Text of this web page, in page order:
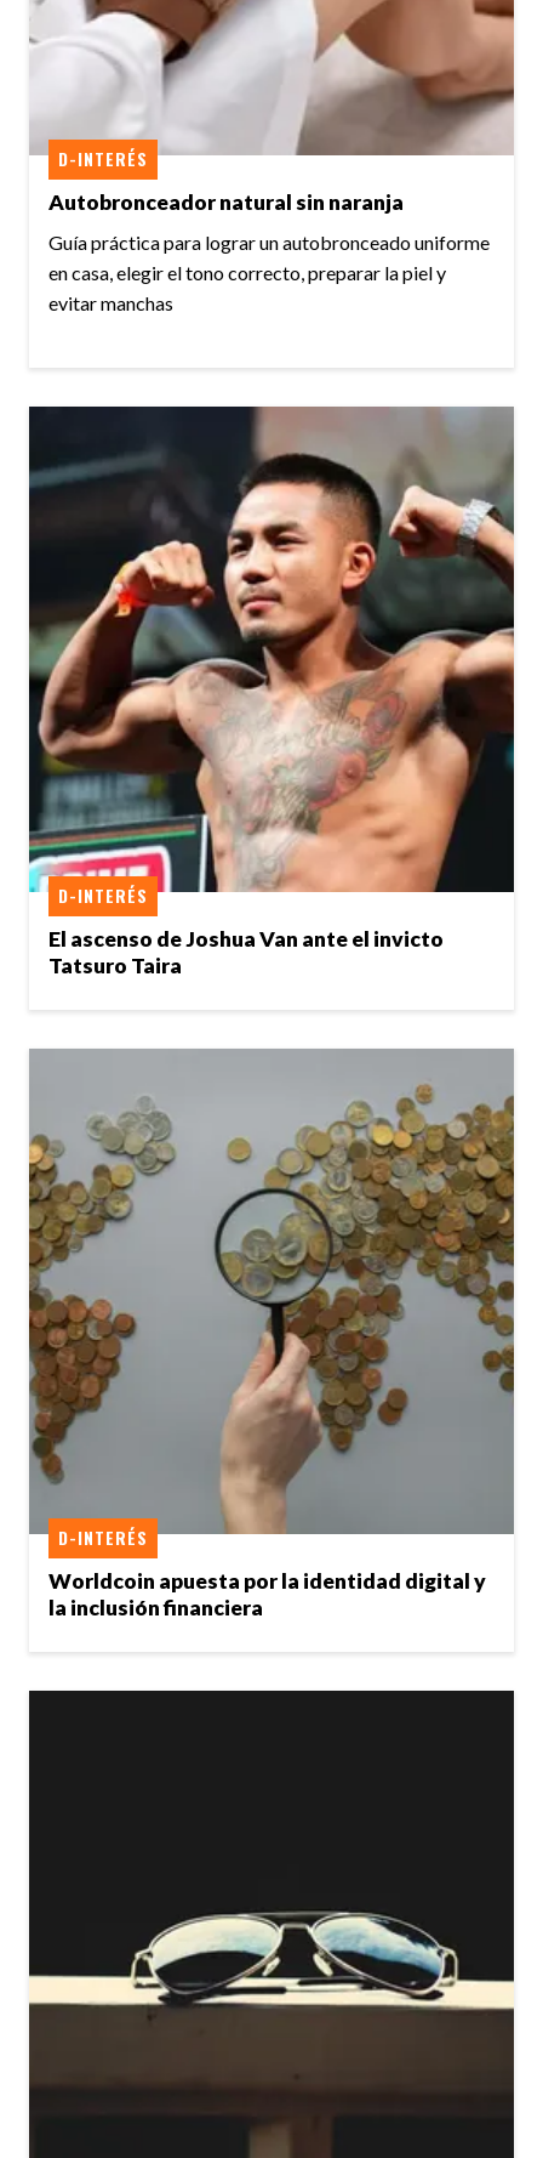
Autobronceador natural sin naranja
D-INTERÉS
Guía práctica para lograr un autobronceado uniforme
en casa, elegir el tono correcto, preparar la piel y
evitar manchas
El ascenso de Joshua Van ante el invicto
Tatsuro Taira
D-INTERÉS
Worldcoin apuesta por la identidad digital y
la inclusión financiera
D-INTERÉS